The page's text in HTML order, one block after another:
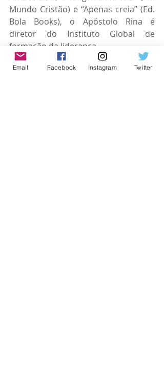
Mundo Cristão) e “Apenas creia” (Ed.
Bola Books), o Apóstolo Rina é
diretor do Instituto Global de
formação da liderança.
Casado com a Pastora Denise Seixas,
por quem é completamente
Email Facebook Instagram Twitter